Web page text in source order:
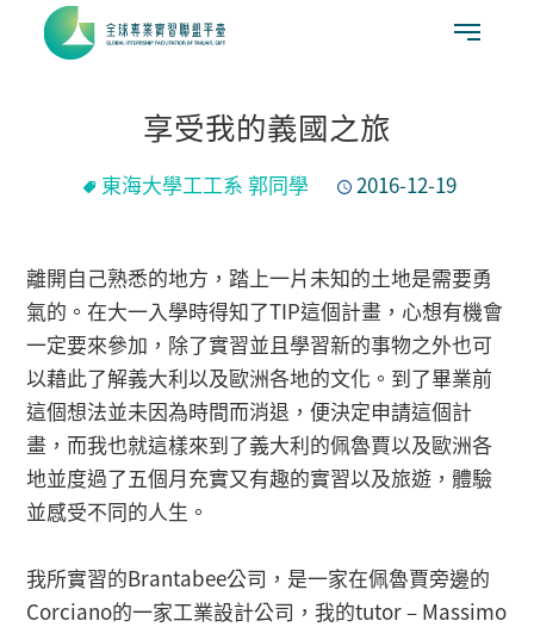
享受我的義國之旅
東海大學工工系 郭同學 2016-12-19
離開自己熟悉的地方，踏上一片未知的土地是需要勇
氣的。在大一入學時得知了TIP這個計畫，心想有機會
一定要來參加，除了實習並且學習新的事物之外也可
以藉此了解義大利以及歐洲各地的文化。到了畢業前
這個想法並未因為時間而消退，便決定申請這個計
畫，而我也就這樣來到了義大利的佩魯賈以及歐洲各
地並度過了五個月充實又有趣的實習以及旅遊，體驗
並感受不同的人生。
我所實習的Brantabee公司，是一家在佩魯賈旁邊的
Corciano的一家工業設計公司，我的tutor – Massimo